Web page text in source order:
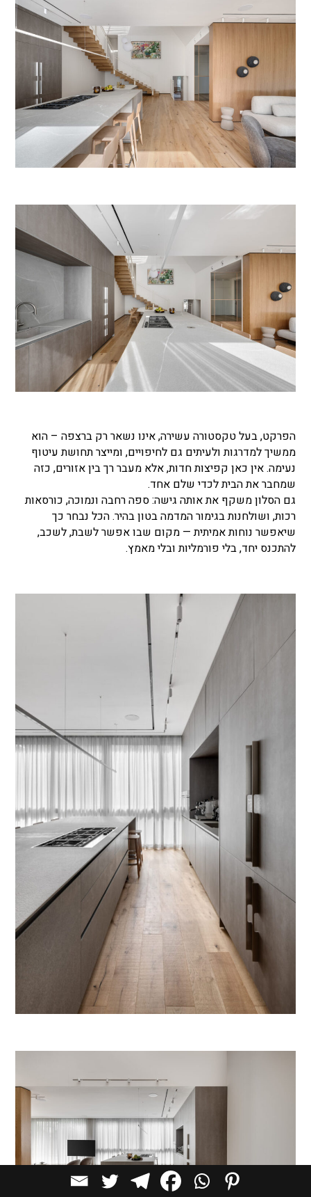
הפרקט, בעל טקסטורה עשירה, אינו נשאר רק ברצפה – הוא
ממשיך למדרגות ולעיתים גם לחיפויים, ומייצר תחושת עיטוף
נעימה. אין כאן קפיצות חדות, אלא מעבר רך בין אזורים, כזה
שמחבר את הבית לכדי שלם אחד.
גם הסלון משקף את אותה גישה: ספה רחבה ונמוכה, כורסאות
רכות, ושולחנות בגימור המדמה בטון בהיר. הכל נבחר כך
שיאפשר נוחות אמיתית — מקום שבו אפשר לשבת, לשכב,
להתכנס יחד, בלי פורמליות ובלי מאמץ.